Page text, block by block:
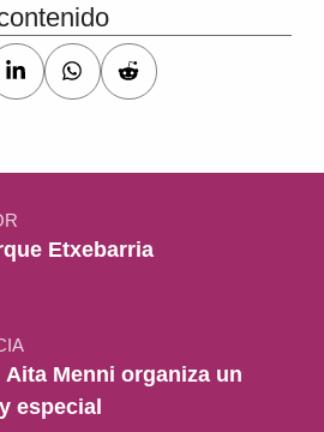
Etxebarria
Aita Menni organiza un
especial